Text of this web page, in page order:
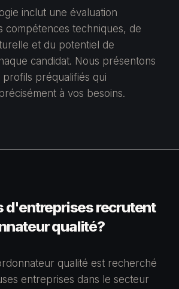
inclut une évaluation
compétences techniques, de
et du potentiel de
candidat. Nous présentons
profils préqualifiés qui
à vos besoins.
d'entreprises recrutent
qualité?
qualité est recherché
entreprises dans le secteur